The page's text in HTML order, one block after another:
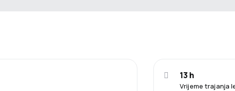
Vrijeme trajanja
13 h